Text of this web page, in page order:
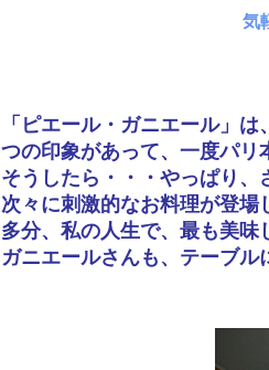
気
「ピエール・ガニエール」
つの印象があって、一度パリ
そうしたら・・・やっぱり、
次々に刺激的なお料理が登
多分、私の人生で、最も美
ガニエールさんも、テーブ